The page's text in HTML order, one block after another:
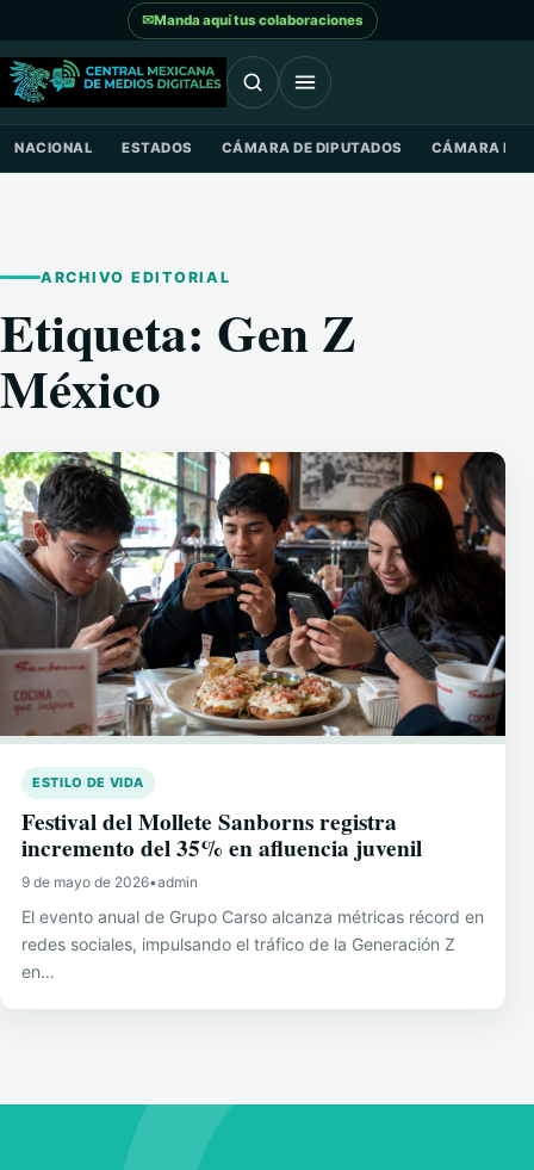
Saltar al contenido
✉Manda aquí tus colaboraciones
NACIONAL ESTADOS CÁMARA DE DIPUTADOS CÁMARA DE
ARCHIVO EDITORIAL
Etiqueta: Gen Z
México
ESTILO DE VIDA
Festival del Mollete Sanborns registra
incremento del 35% en afluencia juvenil
9 de mayo de 2026•admin
El evento anual de Grupo Carso alcanza métricas récord en
redes sociales, impulsando el tráfico de la Generación Z
en…